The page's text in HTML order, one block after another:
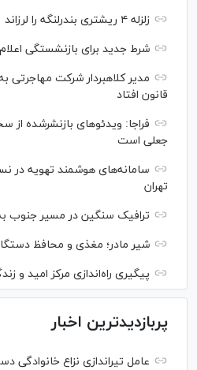
زلزله ۴ ریشتری بندرلنگه را لرزاند
شرط جدید برای بازنشستگی
قانون افتاد
فراجا: ویدئو‌های بازنشرشده
جعلی است
سامانه‌های هوشمند تهویه در
تهران
ترافیک سنگین در مسیر جنوب
شیر مادر؛ مغذی و محافظ
پیگیری راه‌اندازی مرکز امید و
پربازدیدترین اخبار
عامل تیراندازی نزاع خانوادگی